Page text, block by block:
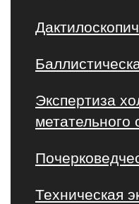
Экспертиза
метательного
Техническая